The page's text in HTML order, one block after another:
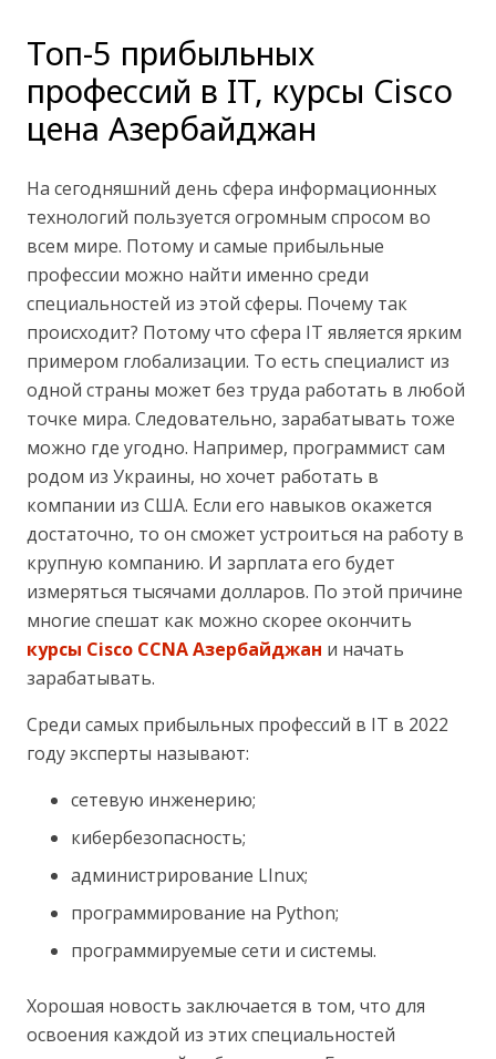
Топ-5 прибыльных
профессий в IT, курсы Cisco
цена Азербайджан
На сегодняшний день сфера информационных
технологий пользуется огромным спросом во
всем мире. Потому и самые прибыльные
профессии можно найти именно среди
специальностей из этой сферы. Почему так
происходит? Потому что сфера IT является ярким
примером глобализации. То есть специалист из
одной страны может без труда работать в любой
точке мира. Следовательно, зарабатывать тоже
можно где угодно. Например, программист сам
родом из Украины, но хочет работать в
компании из США. Если его навыков окажется
достаточно, то он сможет устроиться на работу в
крупную компанию. И зарплата его будет
измеряться тысячами долларов. По этой причине
многие спешат как можно скорее окончить
курсы Cisco CCNA Азербайджан и начать
зарабатывать.
Среди самых прибыльных профессий в IT в 2022
году эксперты называют:
сетевую инженерию;
кибербезопасность;
администрирование LInux;
программирование на Python;
программируемые сети и системы.
Хорошая новость заключается в том, что для
освоения каждой из этих специальностей